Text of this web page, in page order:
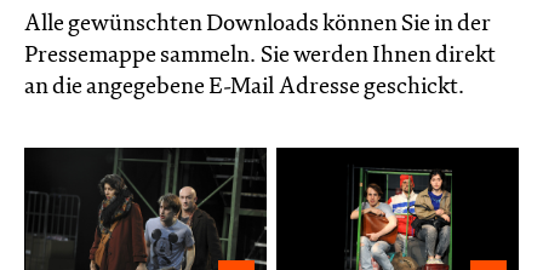
Alle gewünschten Downloads können Sie in der
Pressemappe sammeln. Sie werden Ihnen direkt
an die angegebene E-Mail Adresse geschickt.